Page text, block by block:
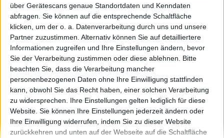
über Gerätescans genaue Standortdaten und Kenndaten
abfragen. Sie können auf die entsprechende Schaltfläche
klicken, um der o. a. Datenverarbeitung durch uns und unsere
Partner zuzustimmen. Alternativ können Sie auf detailliertere
Informationen zugreifen und Ihre Einstellungen ändern, bevor
Sie der Verarbeitung zustimmen oder diese ablehnen.
Bitte
beachten Sie, dass die Verarbeitung mancher
personenbezogenen Daten ohne Ihre Einwilligung stattfinden
kann, obwohl Sie das Recht haben, einer solchen Verarbeitung
zu widersprechen. Ihre Einstellungen gelten lediglich für diese
Website. Sie können Ihre Einstellungen jederzeit ändern oder
Ihre Einwilligung widerrufen, indem Sie zu dieser Website
zurückkehren und unten auf der Webseite auf die Schaltfläche